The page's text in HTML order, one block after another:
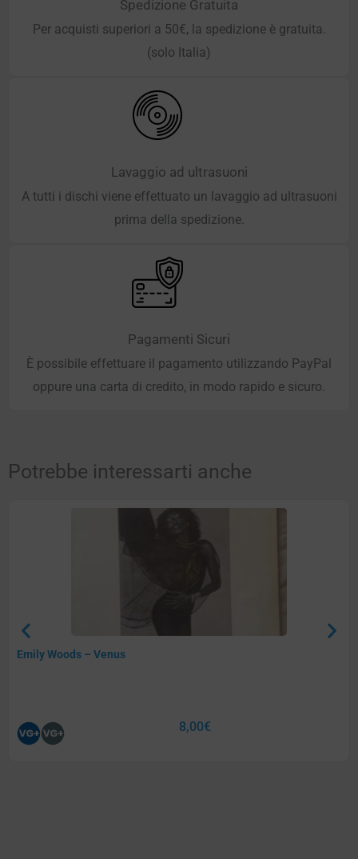
Spedizione Gratuita
Per acquisti superiori a 50€, la spedizione è gratuita.
(solo Italia)
Lavaggio ad ultrasuoni
A tutti i dischi viene effettuato un lavaggio ad ultrasuoni
prima della spedizione.
Pagamenti Sicuri
È possibile effettuare il pagamento utilizzando PayPal
oppure una carta di credito, in modo rapido e sicuro.
Potrebbe interessarti anche
Emily Woods – Venus
8,00€